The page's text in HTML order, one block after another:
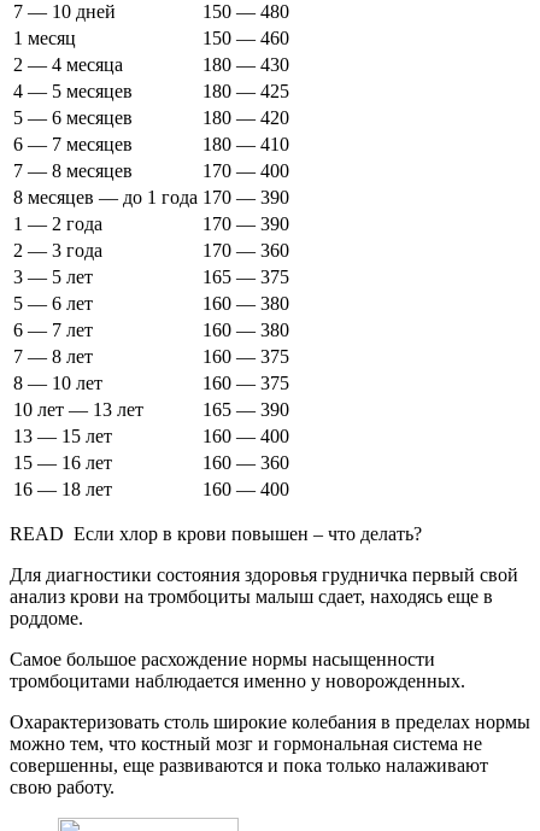
7 — 10 дней
150 — 480
1 месяц
150 — 460
2 — 4 месяца
180 — 430
4 — 5 месяцев
180 — 425
5 — 6 месяцев
180 — 420
6 — 7 месяцев
180 — 410
7 — 8 месяцев
170 — 400
8 месяцев — до 1 года 170 — 390
1 — 2 года
170 — 390
2 — 3 года
170 — 360
3 — 5 лет
165 — 375
5 — 6 лет
160 — 380
6 — 7 лет
160 — 380
7 — 8 лет
160 — 375
8 — 10 лет
160 — 375
10 лет — 13 лет
165 — 390
13 — 15 лет
160 — 400
15 — 16 лет
160 — 360
16 — 18 лет
160 — 400
READ Если хлор в крови повышен – что делать?
Для диагностики состояния здоровья грудничка первый свой
анализ крови на тромбоциты малыш сдает, находясь еще в
роддоме.
Самое большое расхождение нормы насыщенности
тромбоцитами наблюдается именно у новорожденных.
Охарактеризовать столь широкие колебания в пределах нормы
можно тем, что костный мозг и гормональная система не
совершенны, еще развиваются и пока только налаживают
свою работу.